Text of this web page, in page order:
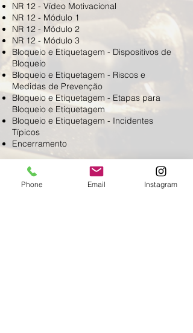
NR 12 - Vídeo Motivacional
NR 12 - Módulo 1
NR 12 - Módulo 2
NR 12 - Módulo 3
Bloqueio e Etiquetagem - Dispositivos de
Bloqueio
Bloqueio e Etiquetagem - Riscos e
Medidas de Prevenção
Bloqueio e Etiquetagem - Etapas para
Bloqueio e Etiquetagem
Bloqueio e Etiquetagem - Incidentes
Típicos
Encerramento
< Voltar
INSCREVA-SE
Phone Email Instagram